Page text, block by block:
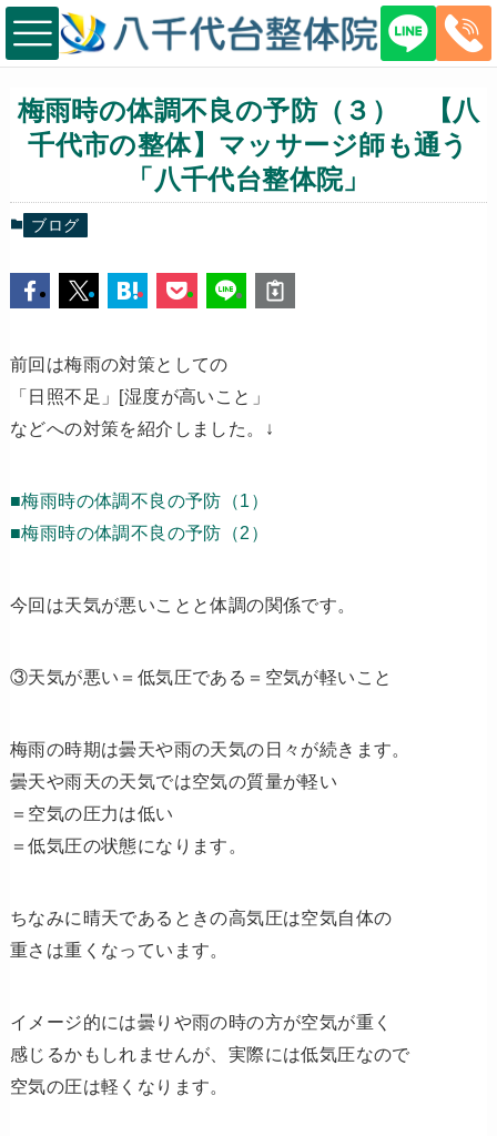
梅雨時の体調不良の予防（３） 【八
千代市の整体】マッサージ師も通う
「八千代台整体院」
ブログ
前回は梅雨の対策としての
「日照不足」[湿度が高いこと」
などへの対策を紹介しました。↓
■梅雨時の体調不良の予防（1）
■梅雨時の体調不良の予防（2）
今回は天気が悪いことと体調の関係です。
③天気が悪い＝低気圧である＝空気が軽いこと
梅雨の時期は曇天や雨の天気の日々が続きます。
曇天や雨天の天気では空気の質量が軽い
＝空気の圧力は低い
＝低気圧の状態になります。
ちなみに晴天であるときの高気圧は空気自体の
重さは重くなっています。
イメージ的には曇りや雨の時の方が空気が重く
感じるかもしれませんが、実際には低気圧なので
空気の圧は軽くなります。